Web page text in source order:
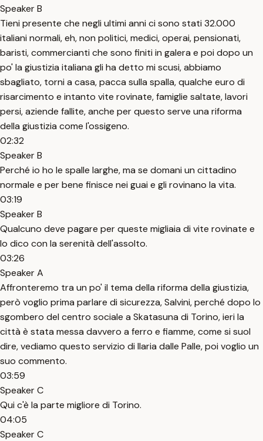
Speaker B
Tieni presente che negli ultimi anni ci sono stati 32.000
italiani normali, eh, non politici, medici, operai, pensionati,
baristi, commercianti che sono finiti in galera e poi dopo un
po' la giustizia italiana gli ha detto mi scusi, abbiamo
sbagliato, torni a casa, pacca sulla spalla, qualche euro di
risarcimento e intanto vite rovinate, famiglie saltate, lavori
persi, aziende fallite, anche per questo serve una riforma
della giustizia come l'ossigeno.
02:32
Speaker B
Perché io ho le spalle larghe, ma se domani un cittadino
normale e per bene finisce nei guai e gli rovinano la vita.
03:19
Speaker B
Qualcuno deve pagare per queste migliaia di vite rovinate e
lo dico con la serenità dell'assolto.
03:26
Speaker A
Affronteremo tra un po' il tema della riforma della giustizia,
però voglio prima parlare di sicurezza, Salvini, perché dopo lo
sgombero del centro sociale a Skatasuna di Torino, ieri la
città è stata messa davvero a ferro e fiamme, come si suol
dire, vediamo questo servizio di Ilaria dalle Palle, poi voglio un
suo commento.
03:59
Speaker C
Qui c'è la parte migliore di Torino.
04:05
Speaker C